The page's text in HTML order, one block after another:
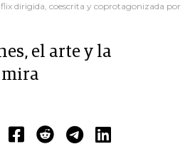
dirigida, coescrita y coprotagonizada por
el arte y la
mira